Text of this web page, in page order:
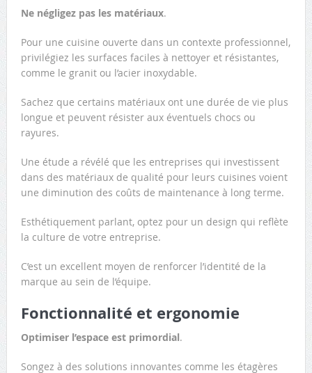
Ne négligez pas les matériaux.
Pour une cuisine ouverte dans un contexte professionnel,
privilégiez les surfaces faciles à nettoyer et résistantes,
comme le granit ou l’acier inoxydable.
Sachez que certains matériaux ont une durée de vie plus
longue et peuvent résister aux éventuels chocs ou
rayures.
Une étude a révélé que les entreprises qui investissent
dans des matériaux de qualité pour leurs cuisines voient
une diminution des coûts de maintenance à long terme.
Esthétiquement parlant, optez pour un design qui reflète
la culture de votre entreprise.
C’est un excellent moyen de renforcer l’identité de la
marque au sein de l’équipe.
Fonctionnalité et ergonomie
Optimiser l’espace est primordial.
Songez à des solutions innovantes comme les étagères